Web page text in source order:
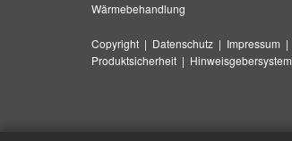
Wärmebehandlung
Copyright | Datenschutz | Impressum |
Produktsicherheit | Hinweisgebersystem